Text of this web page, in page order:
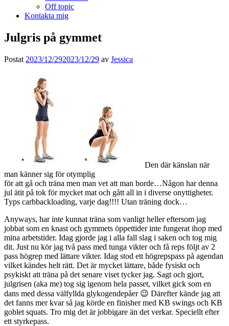
Off topic
Kontakta mig
Julgris på gymmet
Postat 2023/12/292023/12/29 av Jessica
Den där känslan när
man känner sig för otymplig
för att gå och träna men man vet att man borde…Någon har denna
jul ätit på tok för mycket mat och gått all in i diverse onyttigheter.
Typs carbbackloading, varje dag!!!! Utan träning dock…
Anyways, har inte kunnat träna som vanligt heller eftersom jag
jobbat som en knast och gymmets öppettider inte fungerat ihop med
mina arbetstider. Idag gjorde jag i alla fall slag i saken och tog mig
dit. Just nu kör jag två pass med tunga vikter och få reps följt av 2
pass högrep med lättare vikter. Idag stod ett högrepspass på agendan
vilket kändes helt rätt. Det är mycket lättare, både fysiskt och
psykiskt att träna på det senare viset tycker jag. Sagt och gjort,
julgrisen (aka me) tog sig igenom hela passet, vilket gick som en
dans med dessa välfyllda glykogendepåer 😉 Därefter kände jag att
det fanns mer kvar så jag körde en finisher med KB swings och KB
goblet squats. Tro mig det är jobbigare än det verkar. Speciellt efter
ett styrkepass.